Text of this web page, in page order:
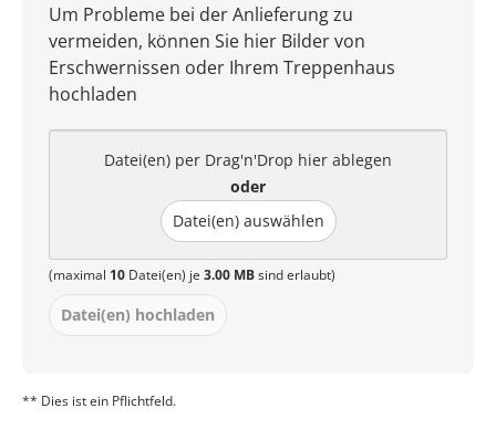
Um Probleme bei der Anlieferung zu
vermeiden, können Sie hier Bilder von
Erschwernissen oder Ihrem Treppenhaus
hochladen
Datei(en) per Drag'n'Drop hier ablegen
oder
Datei(en) auswählen
(maximal 10 Datei(en) je 3.00 MBsind erlaubt)
Datei(en) hochladen
** Dies ist ein Pflichtfeld.